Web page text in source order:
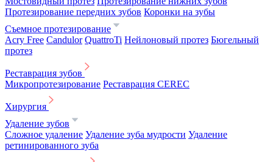
Протезирование передних зубов Коронки на зубы
Съемное протезирование
Acry Free Candulor QuattroTi Нейлоновый протез Бюгельный
протез
Реставрация зубов
Микропротезирование Реставрация CEREC
Хирургия
Удаление зубов
Сложное удаление Удаление зуба мудрости Удаление
ретинированного зуба